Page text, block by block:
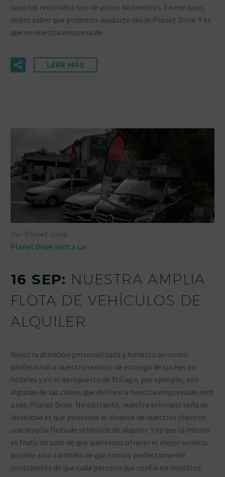
caso los recorridos son de pocos kilómetros. En ese caso,
debes saber que podemos ayudarte desde Planet Drive. Y es
que en nuestra empresa de…
LEER MÁS
Por Planet Drive
Planet Drive rent a car
16 SEP: NUESTRA AMPLIA
FLOTA DE VEHÍCULOS DE
ALQUILER
Nuestra atención personalizada y honesta así como
profesional o nuestro servicio de entrega de coches en
hoteles y en el aeropuerto de Málaga, por ejemplo, son
algunas de las claves que definen a nuestra empresa de rent
a car, Planet Drive. No obstante, nuestra principal seña de
identidad es que ponemos al alcance de nuestros clientes
una amplia flota de vehículos de alquiler. Y es que la misma
es fruto no solo de que queremos ofrecer el mejor servicio
posible sino también de que somos perfectamente
conscientes de que cada persona que confía en nosotros